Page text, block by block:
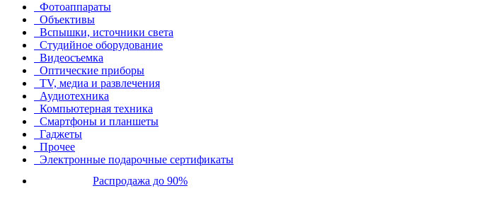
Фотоаппараты
Объективы
Вспышки, источники света
Студийное оборудование
Видеосъемка
Оптические приборы
TV, медиа и развлечения
Аудиотехника
Компьютерная техника
Смартфоны и планшеты
Гаджеты
Прочее
Электронные подарочные сертификаты
Распродажа до 90%